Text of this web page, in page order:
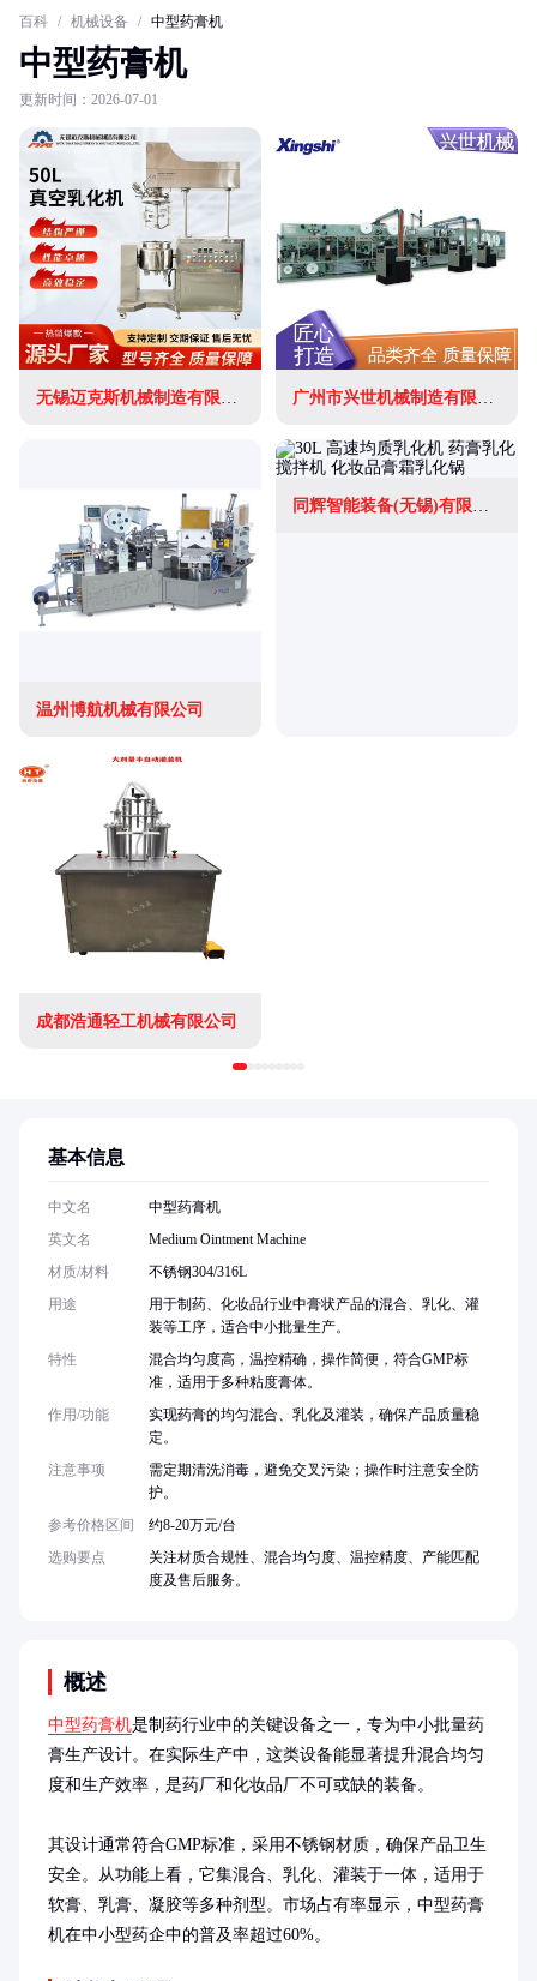
百科 / 机械设备 / 中型药膏机
中型药膏机
更新时间：2026-07-01
无锡迈克斯机械制造有限公司 广州市兴世机械制造有限公司
温州博航机械有限公司
同辉智能装备(无锡)有限公司
成都浩通轻工机械有限公司
概述
中型药膏机是制药行业中的关键设备之一，专为中小批量药
膏生产设计。在实际生产中，这类设备能显著提升混合均匀
度和生产效率，是药厂和化妆品厂不可或缺的装备。
其设计通常符合GMP标准，采用不锈钢材质，确保产品卫生
安全。从功能上看，它集混合、乳化、灌装于一体，适用于
软膏、乳膏、凝胶等多种剂型。市场占有率显示，中型药膏
机在中小型药企中的普及率超过60%。
基本信息
中文名
中型药膏机
英文名
Medium Ointment Machine
材质/材料
不锈钢304/316L
用途
用于制药、化妆品行业中膏状产品的混合、乳化、灌
装等工序，适合中小批量生产。
特性
混合均匀度高，温控精确，操作简便，符合GMP标
准，适用于多种粘度膏体。
作用/功能
实现药膏的均匀混合、乳化及灌装，确保产品质量稳
定。
注意事项
需定期清洗消毒，避免交叉污染；操作时注意安全防
护。
参考价格区间
约8-20万元/台
选购要点
关注材质合规性、混合均匀度、温控精度、产能匹配
度及售后服务。